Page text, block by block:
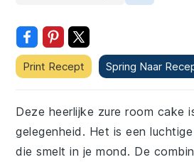
Print Recept Spring Naar
Deze heerlijke zure room cake
gelegenheid. Het is een
die smelt in je mond. De